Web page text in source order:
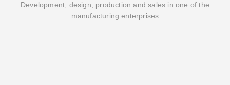
Development, design, production and sales in one of the
manufacturing enterprises